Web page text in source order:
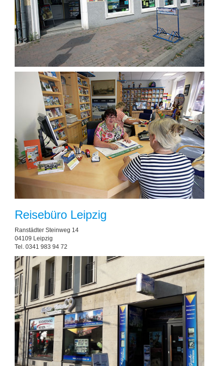
Reisebüro Leipzig
Ranstädter Steinweg 14
04109 Leipzig
Tel. 0341 983 94 72